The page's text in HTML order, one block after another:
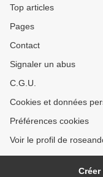
Top articles
Pages
Contact
Signaler un abus
C.G.U.
Cookies et données
Préférences cookies
Voir le profil de